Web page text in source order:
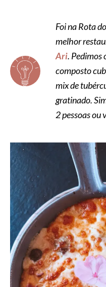
Foi na Rota
melhor
Ari. Pedimos
composto
mix de
gratinado.
2 pessoas ou